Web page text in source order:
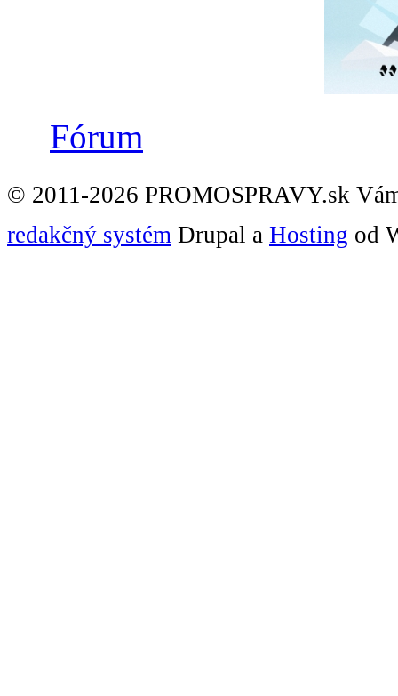
Fórum
© 2011-2026 PROMOSPRAVY.sk
redakčný systém Drupal a Hosting od